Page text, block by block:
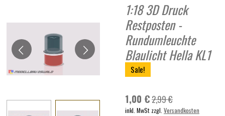
1:18 3D Druck
Restposten -
Rundumleuchte
Blaulicht Hella KL1
Sale!
1,00 €2,99 €
inkl. MwSt zzgl. Versandkosten